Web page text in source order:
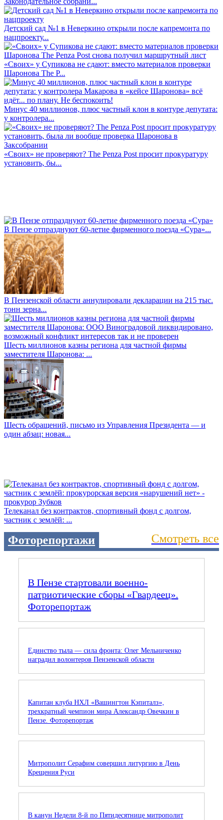
Детский сад №1 в Неверкино открыли после капремонта по
нацпроекту...
«Своих» у Супикова не сдают: вместо материалов проверки
Шаронова The P...
Минус 40 миллионов, плюс частный клон в контуре депутата:
у контролера...
«Своих» не проверяют? The Penza Post просит прокуратуру
установить, бы...
В Пензе отпразднуют 60-летие фирменного поезда «Сура»...
В Пензенской области аннулировали декларации на 215 тыс.
тонн зерна...
Шесть миллионов казны региона для частной фирмы
заместителя Шаронова: ...
Шесть обращений, письмо из Управления Президента — и
один абзац: новая...
Телеканал без контрактов, спортивный фонд с долгом,
частник с землёй: ...
Фоторепортажи Смотреть все
В Пензе стартовали военно-
патриотические сборы «Гвардеец».
Фоторепортаж
Единство тыла — сила фронта: Олег Мельниченко
наградил волонтеров Пензенской области
Капитан клуба НХЛ «Вашингтон Кэпиталз»,
трехкратный чемпион мира Александр Овечкин в
Пензе. Фоторепортаж
Митрополит Серафим совершил литургию в День
Крещения Руси
В канун Недели 8-й по Пятидесятнице митрополит